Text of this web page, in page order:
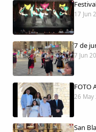
17 Jun
7 de
7 Jun
FOTO
26 May
San
Copiar